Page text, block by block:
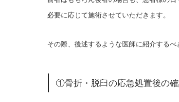
必要に応じて施術させていただきます。
その際、後述するような医師に紹介する
①骨折・脱臼の応急処置後の